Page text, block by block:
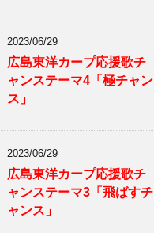
2023/06/29
広島東洋カープ応援歌チ
ャンステーマ4「極チャン
ス」
2023/06/29
広島東洋カープ応援歌チ
ャンステーマ3「飛ばすチ
ャンス」